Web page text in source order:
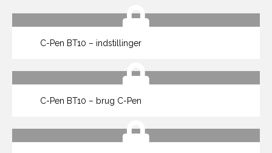
C-Pen BT10 – indstillinger
C-Pen BT10 – brug C-Pen